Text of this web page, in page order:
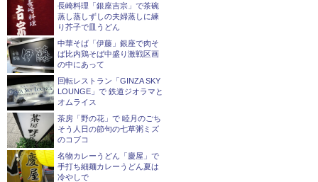
長崎料理「銀座吉宗」で茶碗
蒸し蒸しずしの夫婦蒸しに練
り芥子で皿うどん
中華そば「伊藤」銀座で肉そ
ば比内鶏そば中盛り激戦区画
の中にあって
回転レストラン「GINZA SKY
LOUNGE」で 鉄道ジオラマと
オムライス
茶房「野の花」で 睦月のごち
そう人日の節句の七草粥ミズ
のコブコ
名物カレーうどん「慶屋」で
手打ち細麺カレーうどん夏は
冷やしで